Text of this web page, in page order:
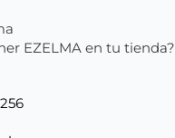
EZELMA en tu tienda?